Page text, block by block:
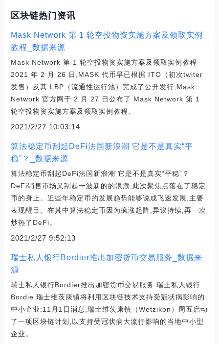
区块链热门资讯
Mask Network 第 1 轮空投物资实施方案及领取实例
教程_数据来源
Mask Network 第 1 轮空投物资实施方案及领取实例教程
2021 年 2 月 26 日,MASK 代币早已根据 ITO（初次twiter
发售）及其 LBP（流通性运行池）完成了公开发行,Mask
Network 官方网于 2 月 27 日公布了 Mask Network 第 1
轮空投物资实施方案及领取实例教程。
2021/2/27 10:03:14
算法稳定币刮起DeFi法国新浪潮 它是不是真实“平
稳”？_数据来源
算法稳定币刮起DeFi法国新浪潮 它是不是真实“平稳”？
DeFi销售市场又刮起一波新的的浪潮,此次聚焦点落在了稳定
币的身上。近些年稳定币的发展趋势能够说成飞速发展,主要
表现醒目。在其中算法稳定币因为疯涨起降,异议持续,再一次
炒热了DeFi。
2021/2/27 9:52:13
瑞士私人银行Bordier推出加密货币交易服务_数据来
源
瑞士私人银行Bordier推出加密货币交易服务 瑞士私人银行
Bordie 瑞士维茨康镇将利用区块链技术支持受冠状病影响的
中小企业:11月1日消息,瑞士维茨康镇（Wetzikon）周五启动
了一项区块链计划,以支持受冠状病大流行影响的当地中小型
企业。